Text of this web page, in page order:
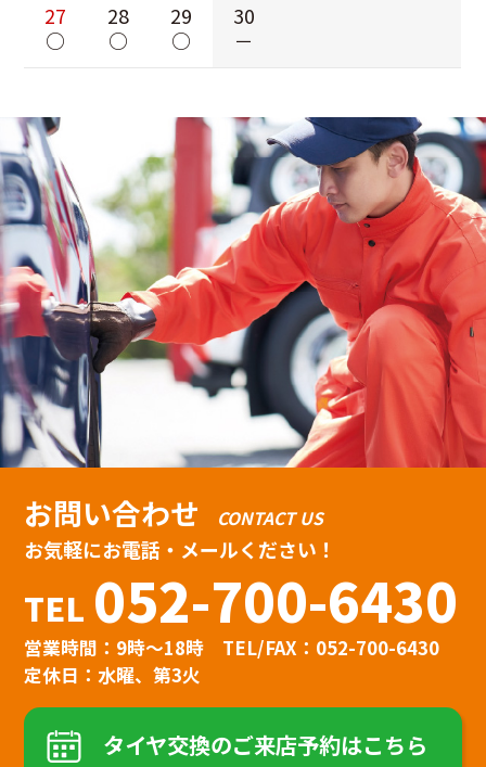
27
○
28
○
29
○
30
－
お問い合わせ CONTACT US
お気軽にお電話・メールください！
TEL 052-700-6430
営業時間：9時〜18時
TEL/FAX：052-700-6430
定休日：水曜、第3火
タイヤ交換のご来店予約はこちら